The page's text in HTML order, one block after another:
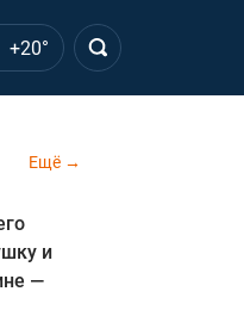
+20°
Ещё
и
—